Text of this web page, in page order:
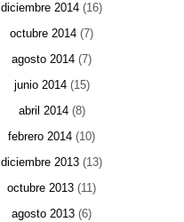
diciembre 2014 (16)
octubre 2014 (7)
agosto 2014 (7)
junio 2014(15)
abril 2014(8)
febrero 2014 (10)
diciembre 2013 (13)
octubre 2013 (11)
agosto 2013 (6)